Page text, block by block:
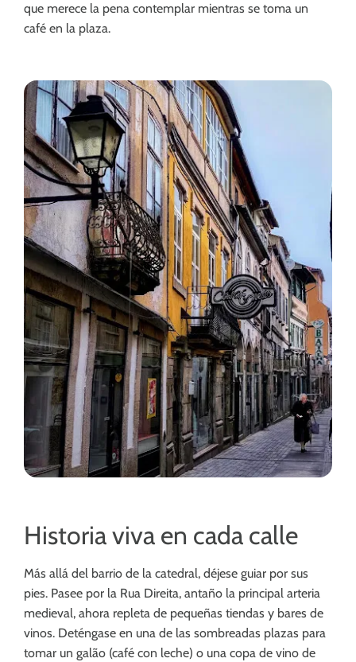
que merece la pena contemplar mientras se toma un
café en la plaza.
Historia viva en cada calle
Más allá del barrio de la catedral, déjese guiar por sus
pies. Pasee por la Rua Direita, antaño la principal arteria
medieval, ahora repleta de pequeñas tiendas y bares de
vinos. Deténgase en una de las sombreadas plazas para
tomar un galão (café con leche) o una copa de vino de